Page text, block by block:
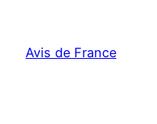
contenu
Avis de France